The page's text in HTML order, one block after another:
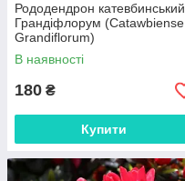
Рододендрон катевбинський
Грандіфлорум (Catawbiense
Grandiflorum)
В наявності
180 ₴
Купити